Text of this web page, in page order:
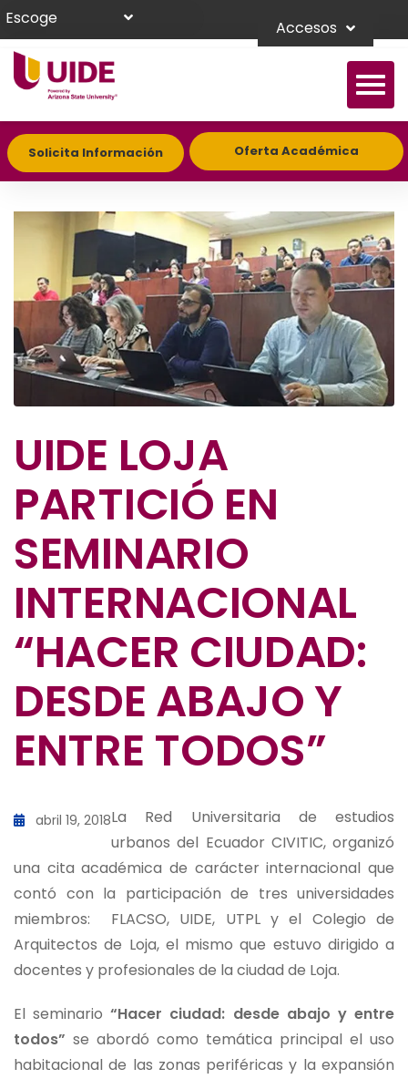
Escoge Accesos
Solicita Información Oferta Académica
UIDE LOJA
PARTICIÓ EN
SEMINARIO
INTERNACIONAL
“HACER CIUDAD:
DESDE ABAJO Y
ENTRE TODOS”
abril 19, 2018La Red Universitaria de estudios
urbanos del Ecuador CIVITIC, organizó
una cita académica de carácter internacional que
contó con la participación de tres universidades
miembros: FLACSO, UIDE, UTPL y el Colegio de
Arquitectos de Loja, el mismo que estuvo dirigido a
docentes y profesionales de la ciudad de Loja.
El seminario“Hacer ciudad: desde abajo y entre
todos” se abordó como temática principal el uso
habitacional de las zonas periféricas y la expansión